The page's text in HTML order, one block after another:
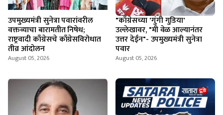
उपमुख्यमंत्री सुनेत्रा पवारांवरील
वक्तव्याचा बारामतीत निषेध;
राष्ट्रवादी काँग्रेसचे काँग्रेसविरोधात
तीव्र आंदोलन
August 05, 2026
"काँग्रेसच्या 'गुंगी गुडिया'
उल्लेखावर, "मी वेळ आल्यानंतर
उत्तर देईन"- उपमुख्यमंत्री सुनेत्रा
पवार
August 05, 2026